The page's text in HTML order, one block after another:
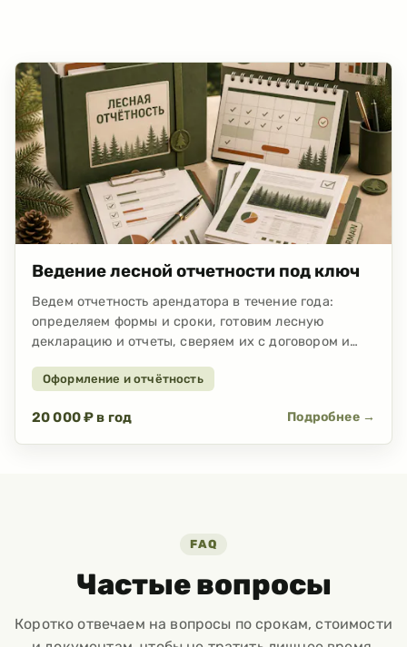
Ведение лесной отчетности под ключ
Ведем отчетность арендатора в течение года:
определяем формы и сроки, готовим лесную
декларацию и отчеты, сверяем их с договором и
контролируем статус. От 20 000 ₽ в год за один
Оформление и отчётность
20 000 ₽ в год Подробнее →
FAQ
Частые вопросы
Коротко отвечаем на вопросы по срокам, стоимости